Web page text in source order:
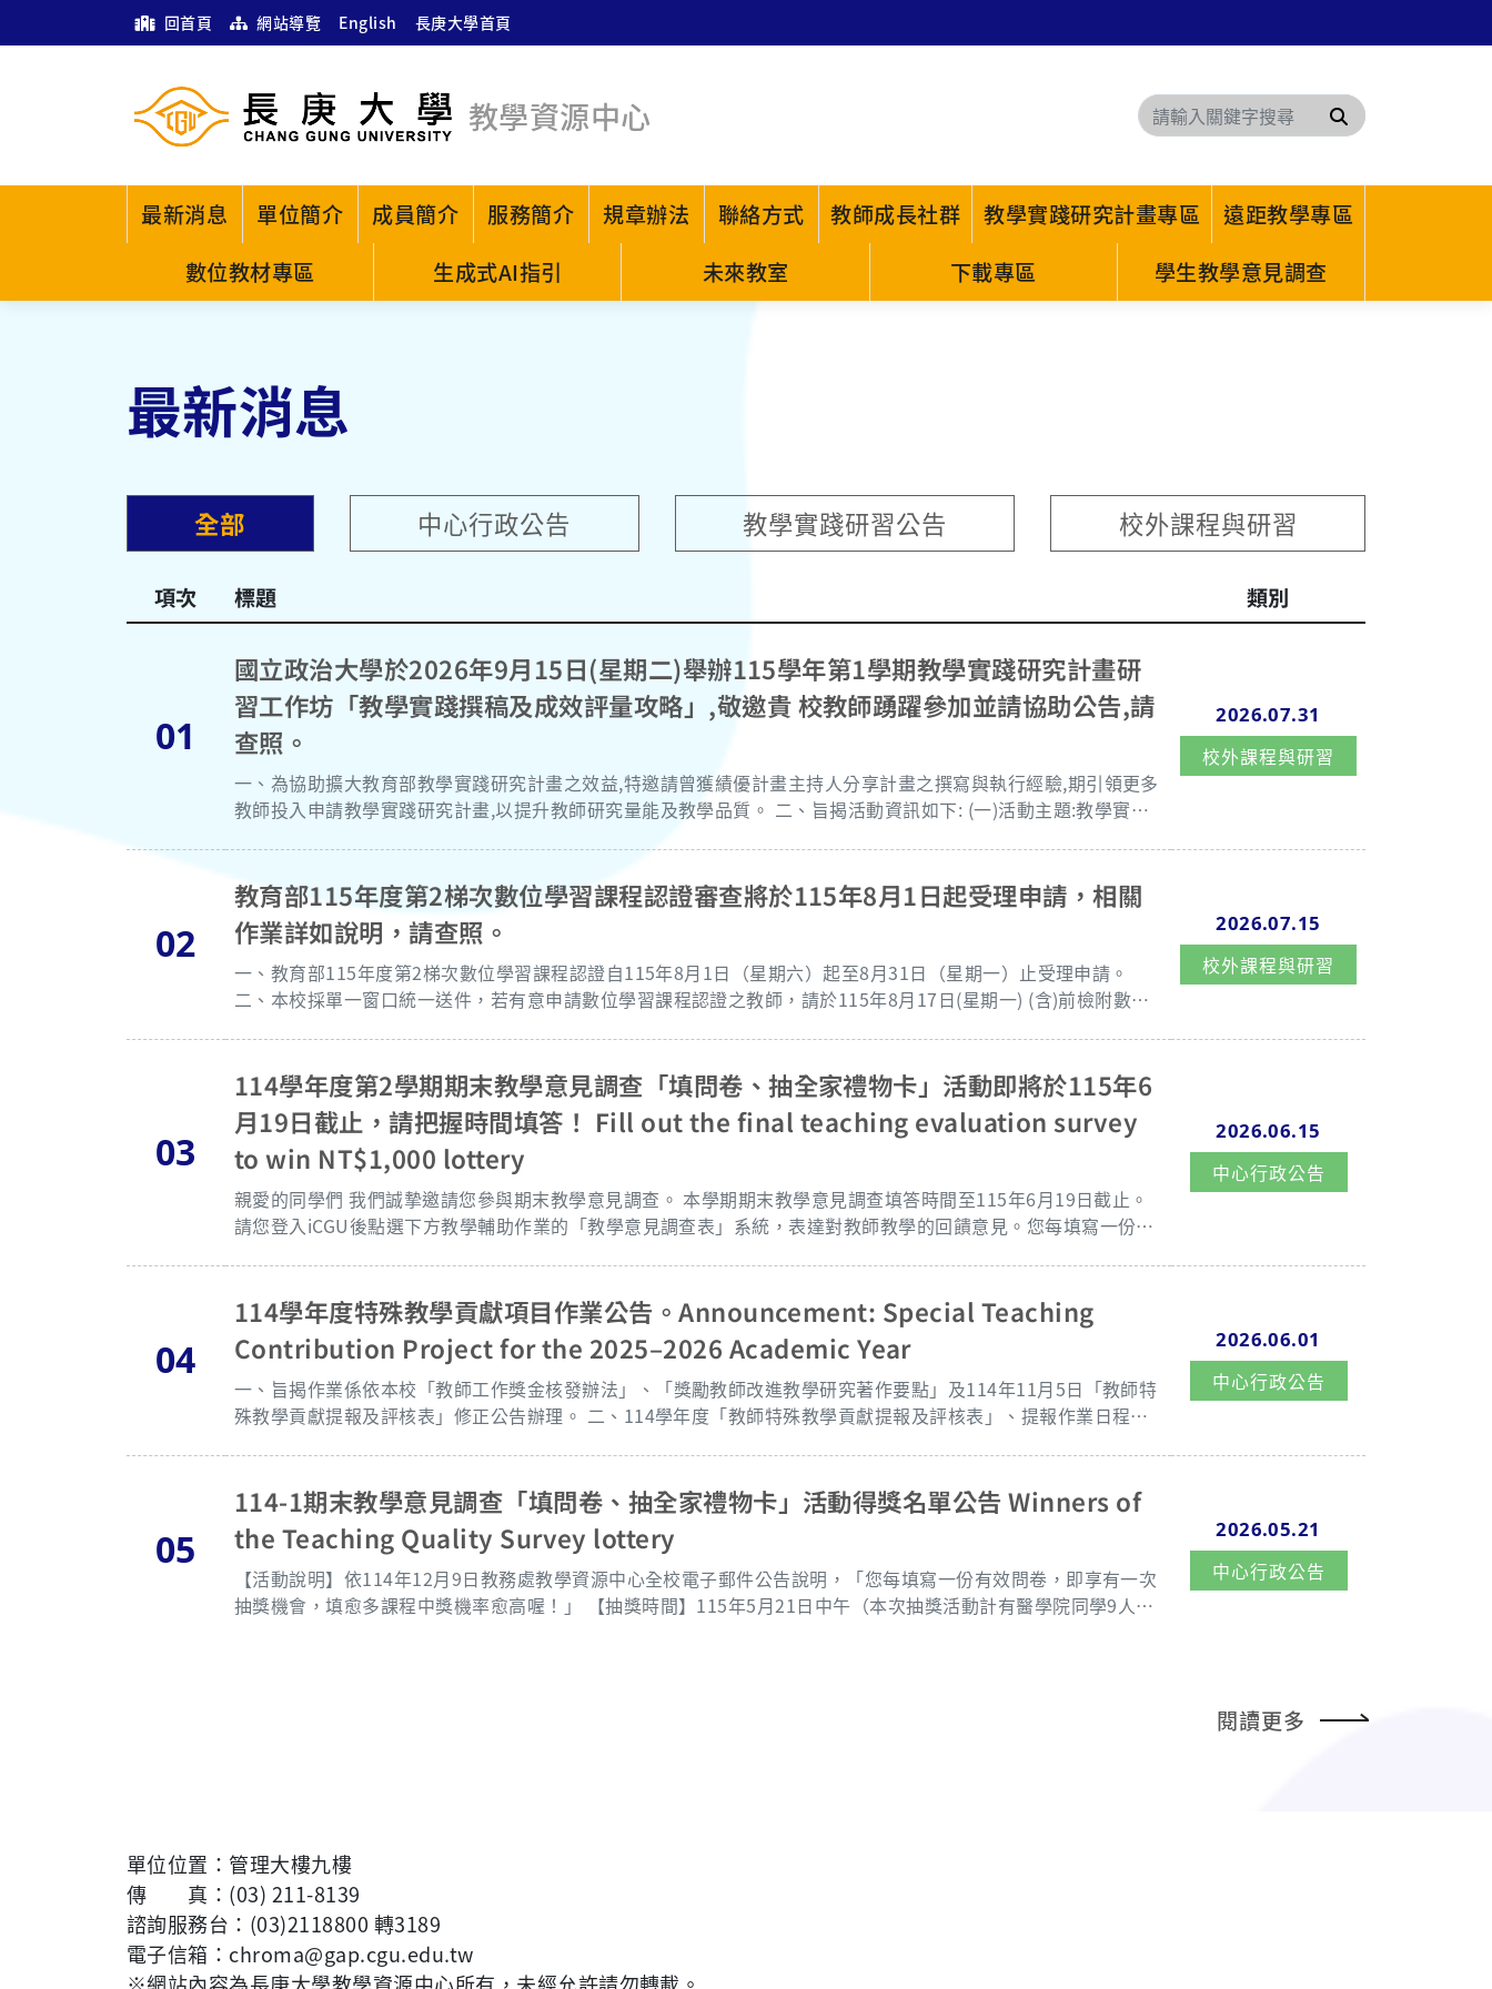
回首頁 網站導覽 English 長庚大學首頁
教學資源中心 搜尋
最新消息 單位簡介 成員簡介 服務簡介 規章辦法 聯絡方式 教師成長社群 教學實踐研究計畫專區
遠距教學專區
數位教材專區
生成式AI指引 未來教室 下載專區 學生教學意見調查
最新消息
全部 中心行政公告 教學實踐研習公告 校外課程與研習
項次 標題 類別
01
國立政治大學於2026年9月15日(星期二)舉辦115學年第1學期教學實踐研究計畫研
習工作坊「教學實踐撰稿及成效評量攻略」,敬邀貴 校教師踴躍參加並請協助公告,請
查照。
一、為協助擴大教育部教學實踐研究計畫之效益,特邀請曾獲績優計畫主持人分享計畫之撰寫與執行經驗,期引領更多
教師投入申請教學實踐研究計畫,以提升教師研究量能及教學品質。 二、旨揭活動資訊如下: (一)活動主題:教學實踐
orms.gle/cdFgQjKwsNTHwfz87。(報名名額 為50人,若額滿將提前結束報名。) 三、檢附旨揭活動海報與議程各一
份,敬請協助公告轉知。 四、如需任何諮詢服務,請治詢承辦人黃詠琳小姐,電話:02-29393091分機62865。
2026.07.31
校外課程與研習
02
教育部115年度第2梯次數位學習課程認證審查將於115年8月1日起受理申請，相關
作業詳如說明，請查照。
一、教育部115年度第2梯次數位學習課程認證自115年8月1日（星期六）起至8月31日（星期一）止受理申請。
二、本校採單一窗口統一送件，若有意申請數位學習課程認證之教師，請於115年8月17日(星期一) (含)前檢附數位
教育部本梯次受理之116學年數位學習境外學生專班「二年制專科」及「學士班」審核作業案,業已於115年1月14日
以臺教資(二)字第1152700056號文函知各大專校院,有需求之學校,請逕洽國立空中大學申請。 五、如有申請相關問
題，請洽教務處教學資源中心。 聯絡人： (一)本校聯絡人：伍雅恩，分機：3634 (二)數位學習認證專案計畫辦公室
（國立空中大學）： 李璧如小姐，電話：(02)2282-9355轉6507、E-mail：berylli@mail.nou.edu.tw。鄧舒帆行
政經理，電話：(02)2282-9355轉6504、Email：u9693021@mail.nou.edu.tw。 公告單位：教務處教學資源中心
承辦人：伍雅恩 聯絡分機：3634
2026.07.15
校外課程與研習
03
114學年度第2學期期末教學意見調查「填問卷、抽全家禮物卡」活動即將於115年6
月19日截止，請把握時間填答！ Fill out the final teaching evaluation survey
to win NT$1,000 lottery
親愛的同學們 我們誠摯邀請您參與期末教學意見調查。 本學期期末教學意見調查填答時間至115年6月19日截止。
請您登入iCGU後點選下方教學輔助作業的「教學意見調查表」系統，表達對教師教學的回饋意見。您每填寫一份有
訂下學期公告於「教學資源中心」網頁。如有未盡事宜，本中心保有活動調整權利，修改後之活動內容將於本中心
網頁更新，恕不另行通知。 Dear Students, Please note that the Teaching Quality Survey for this semester is
open until June 19, 2026. To participate, log in to the iCGU platform during this period and click on the T
eaching Evaluation Form. This will allow you to share your opinions and provide feedback on the teachi
ng quality of your courses. Once logged in, you will see a list of the courses you are enrolled in for this se
hing quality. Type B: Evaluates discussion-based, experimental, or seminar courses. Please be assured th
at all individual responses will remain anonymous and cannot be identified in any reports. If you have an
y questions, feel free to contact the Center for Instructional Resources at 03-2118800 ext. 3189 or via em
2026.06.15
中心行政公告
04
114學年度特殊教學貢獻項目作業公告。Announcement: Special Teaching
Contribution Project for the 2025–2026 Academic Year
一、旨揭作業係依本校「教師工作獎金核發辦法」、「獎勵教師改進教學研究著作要點」及114年11月5日「教師特
殊教學貢獻提報及評核表」修正公告辦理。 二、114學年度「教師特殊教學貢獻提報及評核表」、提報作業日程表
統」填寫評分，並上傳經主管核簽之「114學年度教師特殊教學貢獻提報及評核表」PDF完整檔案。各單位主管請於
115年6月23日前完成複核作業。 五、為持續優化評核表各項指標，請教師所屬單位秘書於115年7月3日前填報 Exc
el 分項核定總表，並以電子郵件寄送至教學資源中心。 六、各教師當學年度之評分結果，以「線上核簽系統」最終
複核結果為準。 1. This project is implemented in accordance with the university’s “Regulations for Issuin
g Teachers’ Work Bonuses” and the “Guidelines for Rewarding Teachers for Improvements in Teaching
submit it via email to the Center for Instructional Resources by July 3, 2026. 6. The final scores for each t
eacher for the academic year shall be based on the final review results recorded in the “CGU Flow.” 聯
絡人：楊仁志（校內分機3189）
2026.06.01
中心行政公告
05
114-1期末教學意見調查「填問卷、抽全家禮物卡」活動得獎名單公告 Winners of
the Teaching Quality Survey lottery
【活動說明】依114年12月9日教務處教學資源中心全校電子郵件公告說明，「您每填寫一份有效問卷，即享有一次
抽獎機會，填愈多課程中獎機率愈高喔！」 【抽獎時間】115年5月21日中午（本次抽獎活動計有醫學院同學9人、
2026.05.21
中心行政公告
閱讀更多
單位位置：管理大樓九樓
傳 真：(03) 211-8139
諮詢服務台：(03)2118800 轉3189
電子信箱：chroma@gap.cgu.edu.tw